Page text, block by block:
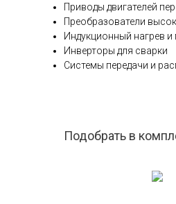
Приводы двигателей
Преобразователи
Индукционный нагрев и
Инверторы для сварки
Системы передачи и
Подобрать в